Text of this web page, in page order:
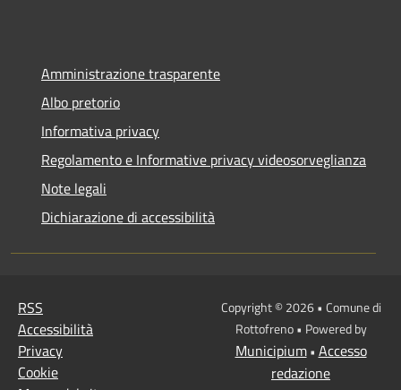
Amministrazione trasparente
Albo pretorio
Informativa privacy
Regolamento e Informative privacy videosorveglianza
Note legali
Dichiarazione di accessibilità
RSS
Accessibilità
Privacy
Cookie
Copyright © 2026 • Comune di
Rottofreno • Powered by
Municipium• Accesso
redazione